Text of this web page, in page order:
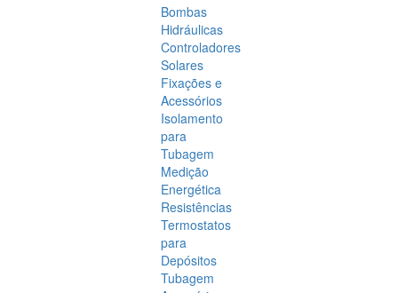
Bombas
Hidráulicas
Controladores
Solares
Fixações e
Acessórios
Isolamento
para
Tubagem
Medição
Energética
Resistências
Termostatos
para
Depósitos
Tubagem